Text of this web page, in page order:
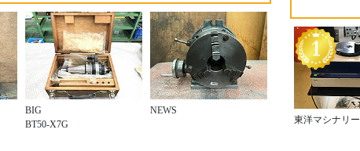
BIG
BT50-X7G
NEWS
東洋マシナリー